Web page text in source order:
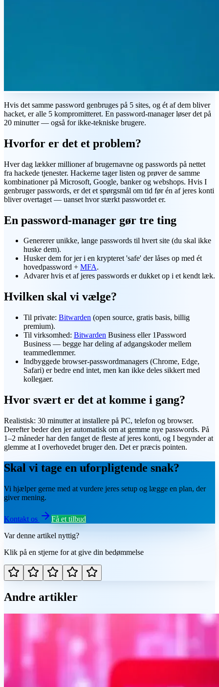
Hvis det samme password genbruges på 5 sites, og ét af dem bliver
hacket, er alle 5 kompromitteret. En password-manager løser det på
20 minutter — også for ikke-tekniske brugere.
Hvorfor er det et problem?
Hver dag lækker millioner af brugernavne og passwords på nettet
fra hackede tjenester. Hackerne tager listen og prøver de samme
kombinationer på Microsoft, Google, banker og webshops. Hvis I
genbruger passwords, er det et spørgsmål om tid før én af jeres konti
bliver overtaget — uanset hvor stærkt passwordet er.
En password-manager gør tre ting
Genererer unikke, lange passwords til hvert site (du skal ikke
huske dem).
Husker dem for jer i en krypteret 'safe' der låses op med ét
hovedpassword + MFA.
Advarer hvis et af jeres passwords er dukket op i et kendt læk.
Hvilken skal vi vælge?
Til private: Bitwarden (open source, gratis basis, billig
premium).
Til virksomhed: Bitwarden Business eller 1Password
Business — begge har deling af adgangskoder mellem
teammedlemmer.
Indbyggede browser-passwordmanagers (Chrome, Edge,
Safari) er bedre end intet, men kan ikke deles sikkert med
kollegaer.
Hvor svært er det at komme i gang?
Realistisk: 30 minutter at installere på PC, telefon og browser.
Derefter beder den jer automatisk om at gemme nye passwords. På
1–2 måneder har den fanget de fleste af jeres konti, og I begynder at
glemme at I overhovedet bruger den. Det er præcis pointen.
Skal vi tage en uforpligtende snak?
Vi hjælper gerne med at vurdere jeres setup og lægge en plan, der
giver mening.
Kontakt os
Få et tilbud
Var denne artikel nyttig?
Klik på en stjerne for at give din bedømmelse
Andre artikler